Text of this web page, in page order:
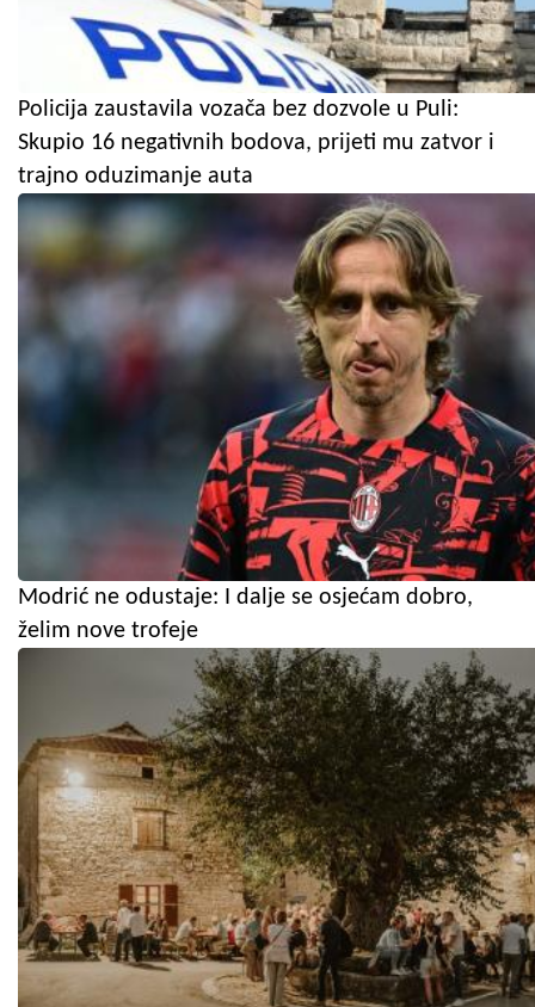
Policija zaustavila vozača bez dozvole u Puli:
Skupio 16 negativnih bodova, prijeti mu zatvor i
trajno oduzimanje auta
Modrić ne odustaje: I dalje se osjećam dobro,
želim nove trofeje